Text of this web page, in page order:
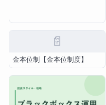
📄
金本位制【金本位制度】